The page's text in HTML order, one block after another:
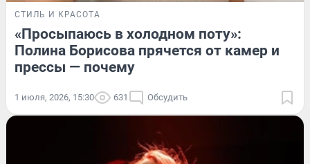
СТИЛЬ И КРАСОТА
«Просыпаюсь в холодном поту»:
Полина Борисова прячется от камер и
прессы — почему
1 июля, 2026, 15:30 631 Обсудить